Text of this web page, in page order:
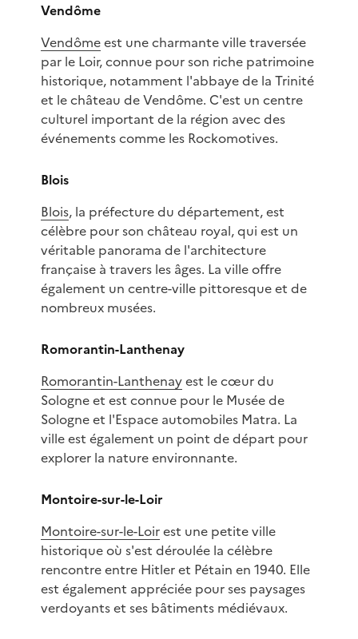
Vendôme
Vendômeest une charmante ville traversée
par le Loir, connue pour son riche patrimoine
historique, notamment l'abbaye de la Trinité
et le château de Vendôme. C'est un centre
culturel important de la région avec des
événements comme les Rockomotives.
Blois
Blois, la préfecture du département, est
célèbre pour son château royal, qui est un
véritable panorama de l'architecture
française à travers les âges. La ville offre
également un centre-ville pittoresque et de
nombreux musées.
Romorantin-Lanthenay
Romorantin-Lanthenayest le cœur du
Sologne et est connue pour le Musée de
Sologne et l'Espace automobiles Matra. La
ville est également un point de départ pour
explorer la nature environnante.
Montoire-sur-le-Loir
Montoire-sur-le-Loirest une petite ville
historique où s'est déroulée la célèbre
rencontre entre Hitler et Pétain en 1940. Elle
est également appréciée pour ses paysages
verdoyants et ses bâtiments médiévaux.